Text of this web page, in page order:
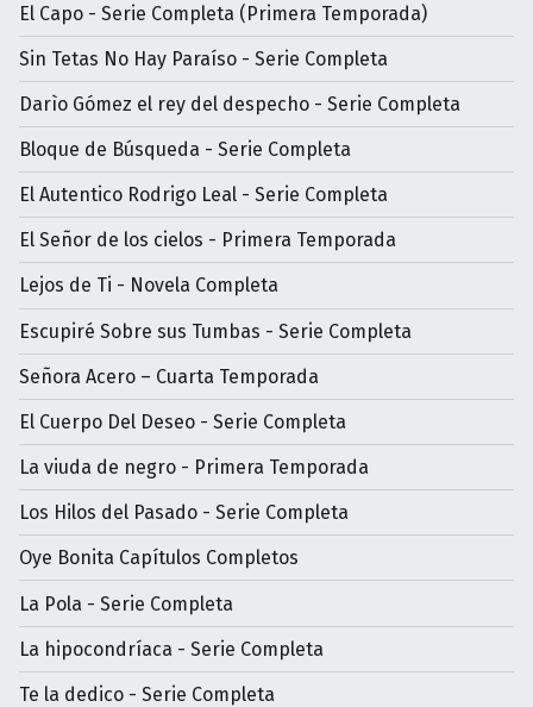
El Capo - Serie Completa (Primera Temporada)
Sin Tetas No Hay Paraíso - Serie Completa
Darìo Gómez el rey del despecho - Serie Completa
Bloque de Búsqueda - Serie Completa
El Autentico Rodrigo Leal - Serie Completa
El Señor de los cielos - Primera Temporada
Lejos de Ti - Novela Completa
Escupiré Sobre sus Tumbas - Serie Completa
Señora Acero – Cuarta Temporada
El Cuerpo Del Deseo - Serie Completa
La viuda de negro - Primera Temporada
Los Hilos del Pasado - Serie Completa
Oye Bonita Capítulos Completos
La Pola - Serie Completa
La hipocondríaca - Serie Completa
Te la dedico - Serie Completa